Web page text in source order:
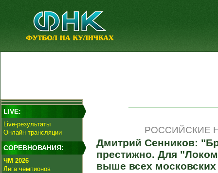
LIVE:
Live-результаты
Онлайн трансляции
СОРЕВНОВАНИЯ:
ЧМ 2026
Лига чемпионов
РОССИЙСКИЕ
Дмитрий Сенников:
престижно. Для
выше всех